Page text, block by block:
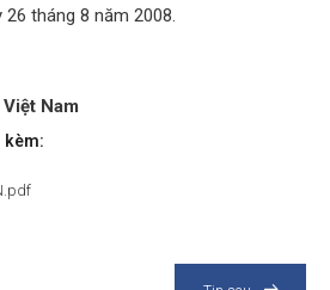
tháng 8 năm 2008.
Nam
kèm: